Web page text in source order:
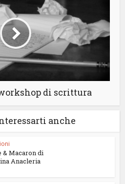
di scrittura
anche
& Macaron di
Anacleria